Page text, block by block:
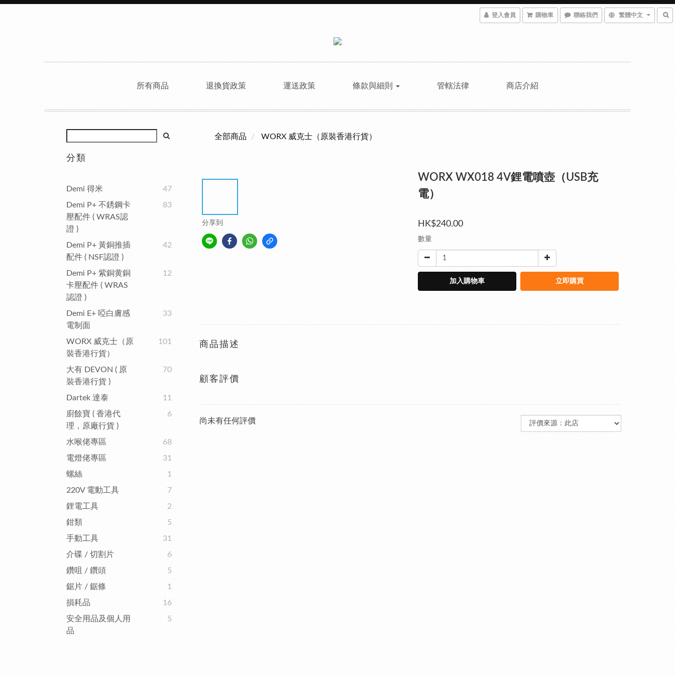
登入會員 購物車 聯絡我們 繁體中文
所有商品 退換貨政策 運送政策 條款與細則 管轄法律 商店介紹
分類
Demi 得米
47
Demi P+ 不銹鋼卡
壓配件 ( WRAS認
證 )
83
Demi P+ 黃銅推插
配件 ( NSF認證 )
42
Demi P+ 紫銅黄銅
卡壓配件 ( WRAS
認證 )
12
Demi E+ 啞白膚感
電制面
33
WORX 威克士（原
裝香港行貨）
101
大有 DEVON ( 原
裝香港行貨 )
70
Dartek 達泰
11
廚餘寶 ( 香港代
理，原廠行貨 )
6
水喉佬專區
68
電燈佬專區
31
螺絲
1
220V 電動工具
7
鋰電工具
2
鉗類
5
手動工具
31
介碟 / 切割片
6
鑽咀 / 鑽頭
5
鋸片 / 鋸條
1
損耗品
16
安全用品及個人用
品
5
全部商品 WORX 威克士（原裝香港行貨）
分享到
WORX WX018 4V鋰電噴壺（USB充
電）
HK$240.00
數量
加入購物車 立即購買
商品描述
顧客評價
尚未有任何評價